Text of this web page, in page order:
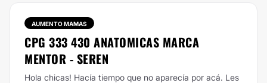
AUMENTO MAMAS
CPG 333 430 ANATOMICAS MARCA
MENTOR - SEREN
Hola chicas! Hacía tiempo que no aparecía por acá. Les